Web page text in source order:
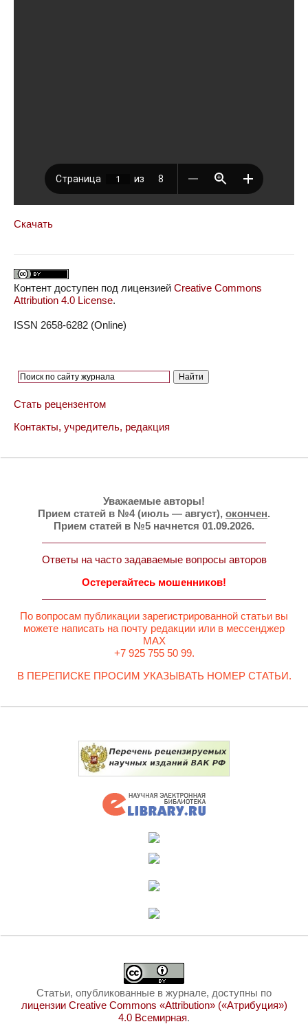
Скачать
Контент доступен под лицензией Creative Commons
Attribution 4.0 License.
ISSN 2658-6282 (Online)
Стать рецензентом
Контакты, учредитель, редакция
Уважаемые авторы!
Прием статей в №4 (июль — август), окончен.
Прием статей в №5 начнется 01.09.2026.
Ответы на часто задаваемые вопросы авторов
Остерегайтесь мошенников!
По вопросам публикации зарегистрированной статьи вы
можете написать на почту редакции или в мессенджер
MAX
+7 925 755 50 99.
В ПЕРЕПИСКЕ ПРОСИМ УКАЗЫВАТЬ НОМЕР СТАТЬИ.
Статьи, опубликованные в журнале, доступны по
лицензии Creative Commons «Attribution» («Атрибуция»)
4.0 Всемирная.